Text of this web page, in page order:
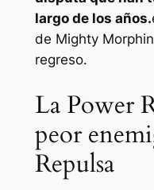
largo de los años.
de Mighty
regreso.
La Power
peor
Repulsa